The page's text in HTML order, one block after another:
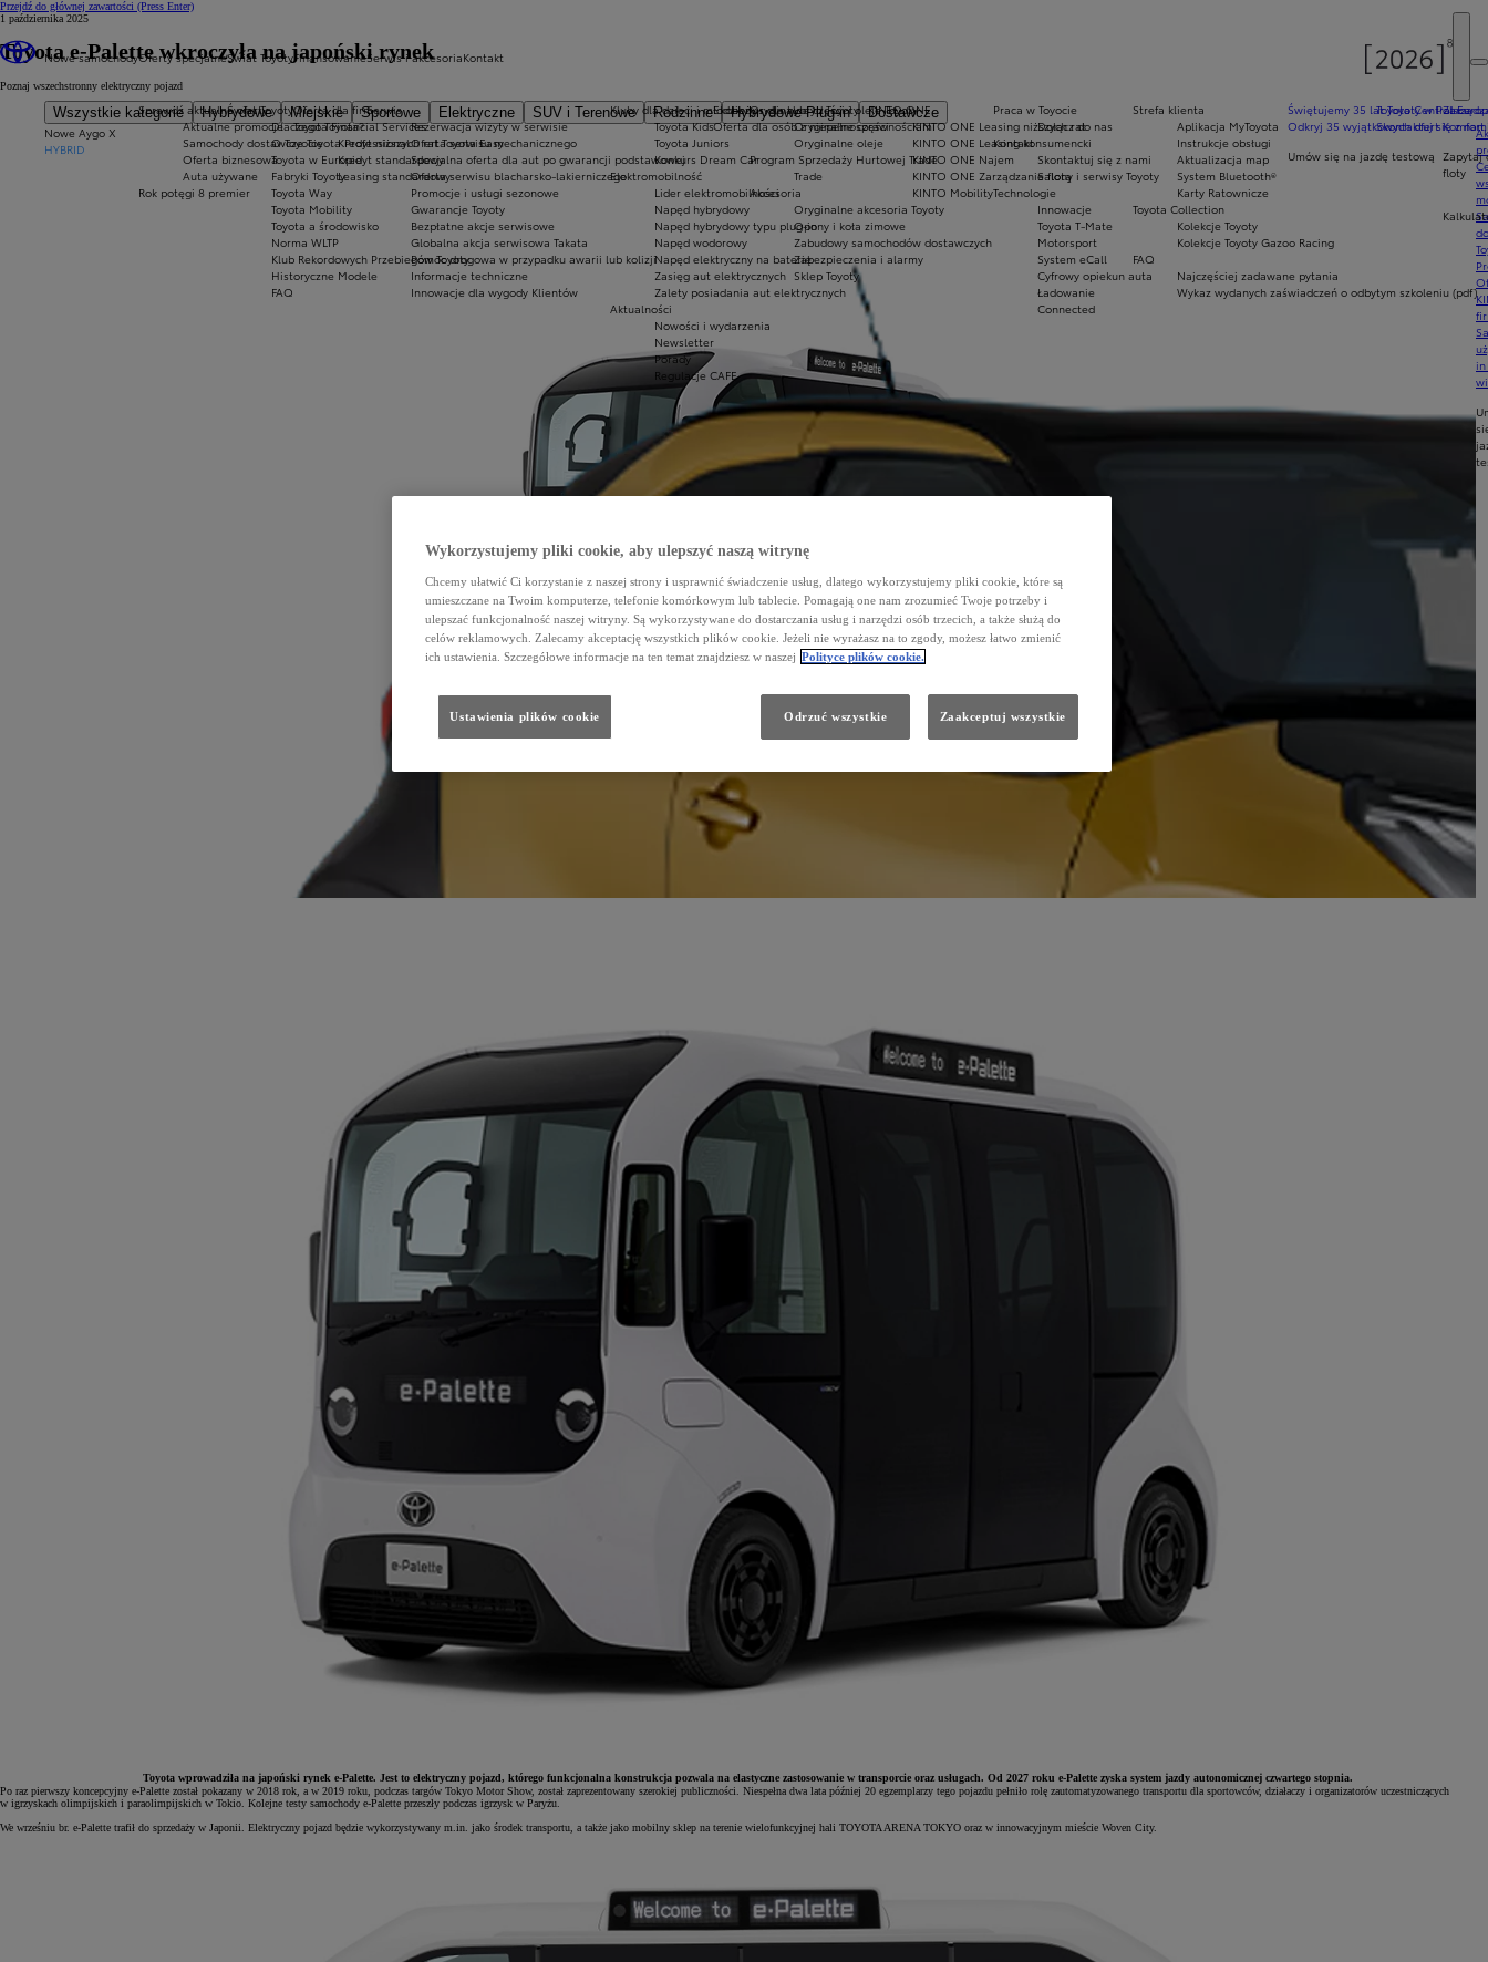
Przejdź do głównej zawartości (Press Enter)
Nowe samochody
Wszystkie kategorie Hybrydowe Miejskie Sportowe Elektryczne SUV i Terenowe Rodzinne Hybrydowe Plug-in
Dostawcze
Nowe Aygo X
HYBRID
Od81 900 zł
Oferty specjalne
Sprawdź aktualne oferty
Aktualne promocje
Samochody dostawcze Toyota Professional
Oferta biznesowa
Auta używane
Rok potęgi 8 premier
Ekobonus dla hybryd Toyoty
Oferta dla osób z niepełnosprawnościami
Świętujemy 35 lat Toyoty w Polsce
Odkryj 35 wyjątkowych ofert
Umów się na jazdę testową
Świat Toyoty
Świat Toyoty
Dlaczego Toyota?
O Toyocie
Toyota w Europie
Fabryki Toyoty
Toyota Way
Toyota Mobility
Toyota a środowisko
Norma WLTP
Klub Rekordowych Przebiegów Toyoty
Historyczne Modele
FAQ
Kluby dla dzieci i młodzieży
Toyota Kids
Toyota Juniors
Konkurs Dream Car
Elektromobilność
Lider elektromobilności
Napęd hybrydowy
Napęd hybrydowy typu plug-in
Napęd wodorowy
Napęd elektryczny na baterię
Zasięg aut elektrycznych
Zalety posiadania aut elektrycznych
Aktualności
Nowości i wydarzenia
Newsletter
Porady
Regulacje CAFE
Praca w Toyocie
Dołącz do nas
Kontakt
Skontaktuj się z nami
Salony i serwisy Toyoty
Technologie
Innowacje
Toyota T-Mate
Motorsport
System eCall
Cyfrowy opiekun auta
Ładowanie
Connected
Toyota Central
Skontaktuj się z
Finansowanie
Oferta dla firm
Toyota Financial Services
Kredyt niższych rat Toyota Easy
Kredyt standardowy
Leasing standardowy
KINTO ONE
KINTO ONE Leasing niższych rat
KINTO ONE Leasing konsumencki
KINTO ONE Najem
KINTO ONE Zarządzanie flotą
KINTO Mobility
Komfort
Zapytaj
floty
Serwis i akcesoria
Serwis
Rezerwacja wizyty w serwisie
Oferta serwisu mechanicznego
Specjalna oferta dla aut po gwarancji podstawowej
Oferta serwisu blacharsko-lakierniczego
Promocje i usługi sezonowe
Gwarancje Toyoty
Bezpłatne akcje serwisowe
Globalna akcja serwisowa Takata
Pomoc drogowa w przypadku awarii lub kolizji
Informacje techniczne
Innowacje dla wygody Klientów
Oryginalne części i oleje Toyoty
Oryginalne części
Oryginalne oleje
Program Sprzedaży Hurtowej Trade
Trade
Akcesoria
Oryginalne akcesoria Toyoty
Opony i koła zimowe
Zabudowy samochodów dostawczych
Zabezpieczenia i alarmy
Sklep Toyoty
Strefa klienta
Aplikacja MyToyota
Instrukcje obsługi
Aktualizacja map
System Bluetooth®
Karty Ratownicze
Toyota Collection
Kolekcje Toyoty
Kolekcje Toyoty Gazoo Racing
FAQ
Najczęściej zadawane pytania
Wykaz wydanych zaświadczeń o odbytym szkoleniu (pdf)
Kontakt
1 października 2025
Toyota e-Palette wkroczyła na japoński rynek
Poznaj wszechstronny elektryczny pojazd
Toyota wprowadziła na japoński rynek e-Palette. Jest to elektryczny pojazd, którego funkcjonalna konstrukcja pozwala na elastyczne zastosowanie w transporcie oraz usługach. Od 2027 roku e-Palette zyska system jazdy autonomicznej czwartego stopnia.
Po raz pierwszy koncepcyjny e-Palette został pokazany w 2018 rok, a w 2019 roku, podczas targów Tokyo Motor Show, został zaprezentowany szerokiej publiczności. Niespełna dwa lata później 20 egzemplarzy tego pojazdu pełniło rolę zautomatyzowanego transportu dla sportowców, działaczy i organizatorów uczestniczących
w igrzyskach olimpijskich i paraolimpijskich w Tokio. Kolejne testy samochody e-Palette przeszły podczas igrzysk w Paryżu.
We wrześniu br. e-Palette trafił do sprzedaży w Japonii. Elektryczny pojazd będzie wykorzystywany m.in. jako środek transportu, a także jako mobilny sklep na terenie wielofunkcyjnej hali TOYOTA ARENA TOKYO oraz w innowacyjnym mieście Woven City.
Wykorzystujemy pliki cookie, aby ulepszyć naszą witrynę
Chcemy ułatwić Ci korzystanie z naszej strony i usprawnić świadczenie usług, dlatego wykorzystujemy pliki cookie, które są
umieszczane na Twoim komputerze, telefonie komórkowym lub tablecie. Pomagają one nam zrozumieć Twoje potrzeby i
ulepszać funkcjonalność naszej witryny. Są wykorzystywane do dostarczania usług i narzędzi osób trzecich, a także służą do
celów reklamowych. Zalecamy akceptację wszystkich plików cookie. Jeżeli nie wyrażasz na to zgody, możesz łatwo zmienić
ich ustawienia. Szczegółowe informacje na ten temat znajdziesz w naszej Polityce plików cookie.
Ustawienia plików cookie Odrzuć wszystkie Zaakceptuj wszystkie